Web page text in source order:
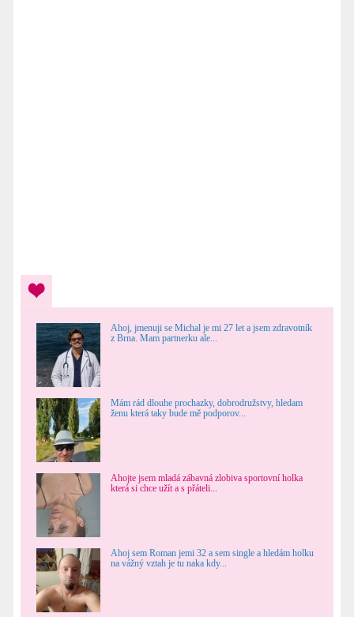
Ahoj, jmenuji se Michal je mi 27 let a jsem zdravotník
z Brna. Mam partnerku ale...
Mám rád dlouhe prochazky, dobrodružstvy, hledam
ženu která taky bude mě podporov...
Ahojte jsem mladá zábavná zlobiva sportovní holka
která si chce užít a s přáteli...
Ahoj sem Roman jemi 32 a sem single a hledám holku
na vážný vztah je tu naka kdy...